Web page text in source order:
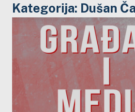
Kategorija: Dušan